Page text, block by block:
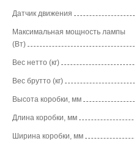
Датчик движения
Максимальная мощность лампы
(Вт)
Вес нетто (кг)
Вес брутто (кг)
Высота коробки, мм
Длина коробки, мм
Ширина коробки, мм